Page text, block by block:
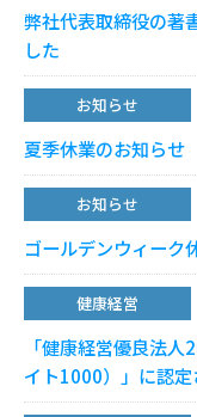
弊社代表取締役の著
した
お知らせ
夏季休業のお知らせ
お知らせ
ゴールデンウィーク
健康経営
「健康経営優良法
イト1000）」に認定